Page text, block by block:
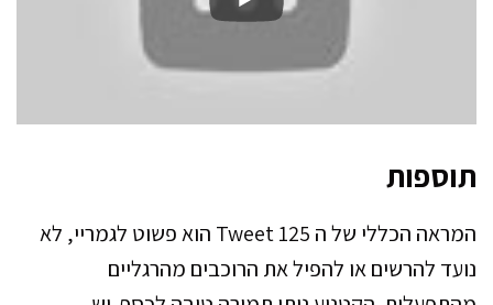
תוספות
המראה הכללי של ה Tweet 125 הוא פשוט לגמריי, לא
נועד להרשים או להפיל את הרוכבים מהרגליים